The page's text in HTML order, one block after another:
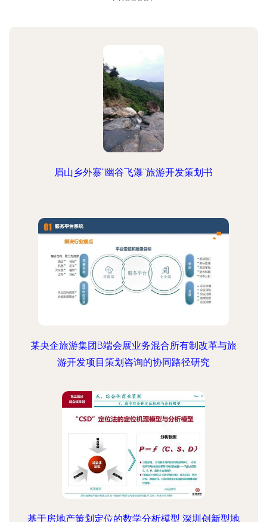
眉山乡外寨"幽谷飞瀑"旅游开发策划书
某央企旅游集团B端会展业务混合所有制改革与旅
游开发项目策划咨询的协同路径研究
基于房地产策划定位的数学分析模型 深圳创新型地